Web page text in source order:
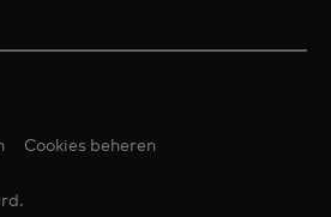
Cookies beheren